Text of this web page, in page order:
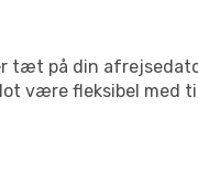
tæt på din
være fleksibel med